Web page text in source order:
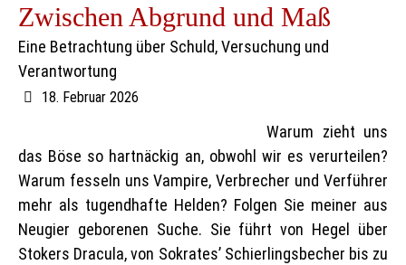
Zwischen Abgrund und Maß
Eine Betrachtung über Schuld, Versuchung und
Verantwortung
18. Februar 2026
Warum zieht uns
das Böse so hartnäckig an, obwohl wir es verurteilen?
Warum fesseln uns Vampire, Verbrecher und Verführer
mehr als tugendhafte Helden? Folgen Sie meiner aus
Neugier geborenen Suche. Sie führt von Hegel über
Stokers Dracula, von Sokrates’ Schierlingsbecher bis zu